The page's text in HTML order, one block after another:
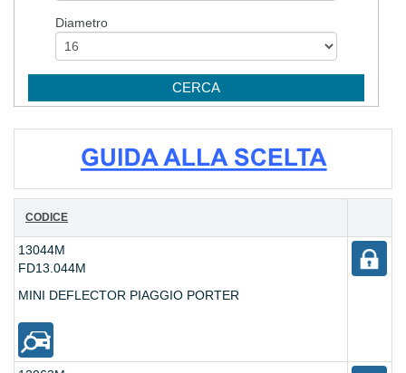
Diametro
CODICE
13044M
FD13.044M
MINI DEFLECTOR PIAGGIO PORTER